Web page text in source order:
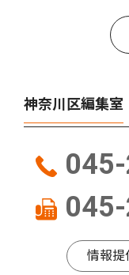
神奈川区編集室
情報提